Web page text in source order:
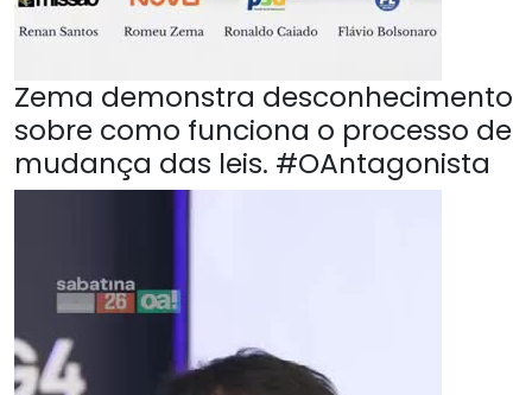
Zema demonstra desconhecimento
sobre como funciona o processo de
mudança das leis. #OAntagonista